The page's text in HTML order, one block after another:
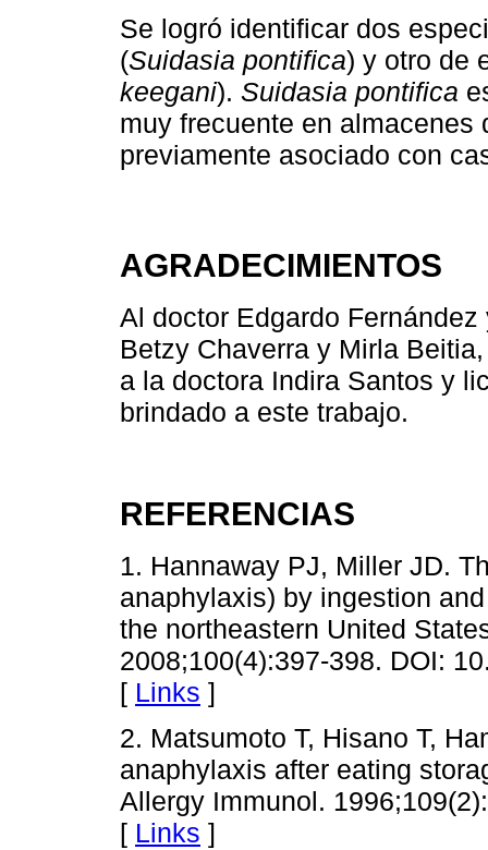
Se logró identificar dos
(Suidasia pontifica) y otro de
keegani). Suidasia pontifica
muy frecuente en
previamente asociado con
AGRADECIMIENTOS
Al doctor Edgardo
Betzy Chaverra y Mirla
a la doctora Indira Santos y
brindado a este trabajo.
REFERENCIAS
1. Hannaway PJ, Miller JD.
anaphylaxis) by ingestion
the northeastern United
2008;100(4):397-398. DOI:
[ Links ]
2. Matsumoto T, Hisano T,
anaphylaxis after eating
Allergy Immunol.
[ Links ]